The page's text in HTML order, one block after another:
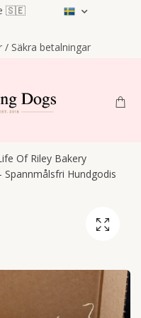
🇸🇪
/ Säkra betalningar
Of Riley Bakery
Spannmålsfri Hundgodis